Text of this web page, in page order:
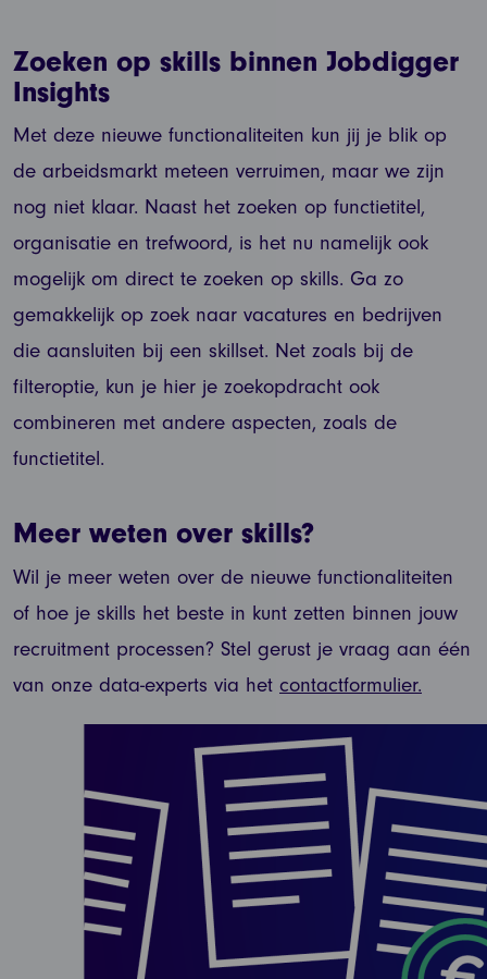
Zoeken op skills binnen Jobdigger
Insights
Met deze nieuwe functionaliteiten kun jij je blik op
de arbeidsmarkt meteen verruimen, maar we zijn
nog niet klaar. Naast het zoeken op functietitel,
organisatie en trefwoord, is het nu namelijk ook
mogelijk om direct te zoeken op skills. Ga zo
gemakkelijk op zoek naar vacatures en bedrijven
die aansluiten bij een skillset. Net zoals bij de
filteroptie, kun je hier je zoekopdracht ook
combineren met andere aspecten, zoals de
functietitel.
Meer weten over skills?
Wil je meer weten over de nieuwe functionaliteiten
of hoe je skills het beste in kunt zetten binnen jouw
recruitment processen? Stel gerust je vraag aan één
van onze data-experts via het contactformulier.